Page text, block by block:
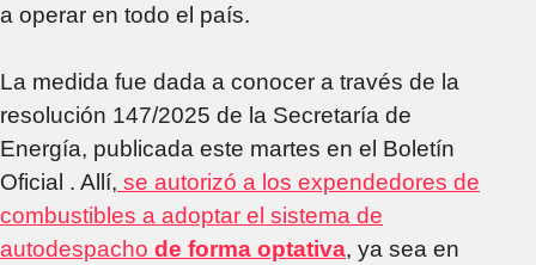
a operar en todo el país.
La medida fue dada a conocer a través de la
resolución 147/2025 de la Secretaría de
Energía, publicada este martes en el Boletín
Oficial . Allí, se autorizó a los expendedores de
combustibles a adoptar el sistema de
autodespacho de forma optativa, ya sea en